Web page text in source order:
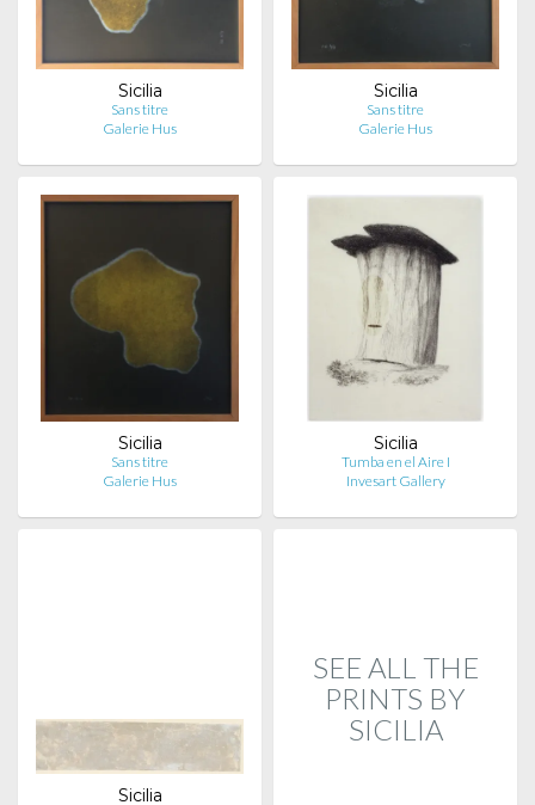
Sicilia
Sans titre
Galerie Hus
Sicilia
Sans titre
Galerie Hus
Sicilia
Sans titre
Galerie Hus
Sicilia
Tumba en el Aire I
Invesart Gallery
Sicilia
SEE ALL THE
PRINTS BY
SICILIA